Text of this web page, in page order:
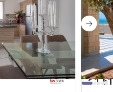
€1